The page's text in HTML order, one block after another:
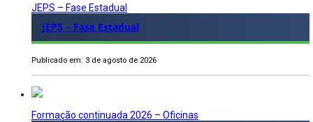
JEPS – Fase Estadual
JEPS – Fase Estadual
Publicado em: 3 de agosto de 2026
Formação continuada 2026 – Oficinas